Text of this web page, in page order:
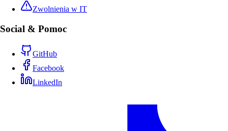
Zwolnienia w IT
Social & Pomoc
GitHub
Facebook
LinkedIn